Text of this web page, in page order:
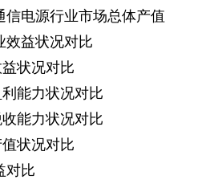
信电源行业市场总体产值
效益状况对比
状况对比
能力状况对比
能力状况对比
状况对比
对比